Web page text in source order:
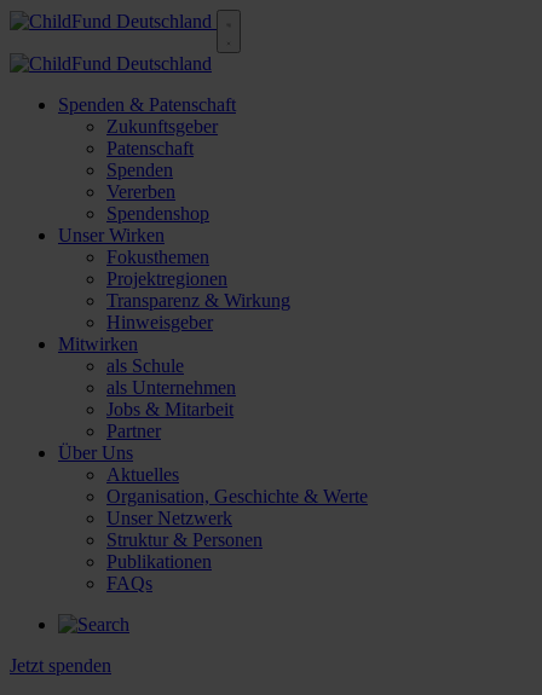
Spenden & Patenschaft
Zukunftsgeber
Patenschaft
Spenden
Vererben
Spendenshop
Unser Wirken
Fokusthemen
Projektregionen
Transparenz & Wirkung
Hinweisgeber
Mitwirken
als Schule
als Unternehmen
Jobs & Mitarbeit
Partner
Über Uns
Aktuelles
Organisation, Geschichte & Werte
Unser Netzwerk
Struktur & Personen
Publikationen
FAQs
Jetzt spenden